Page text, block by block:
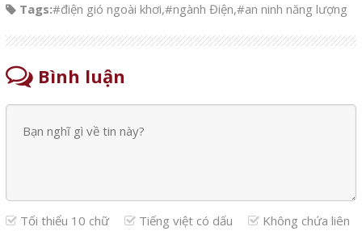
Tags:#điện gió ngoài khơi,#ngành Điện,#an ninh năng lượng
Bình luận
Tối thiểu 10 chữ Tiếng việt có dấu
Không chứa liên